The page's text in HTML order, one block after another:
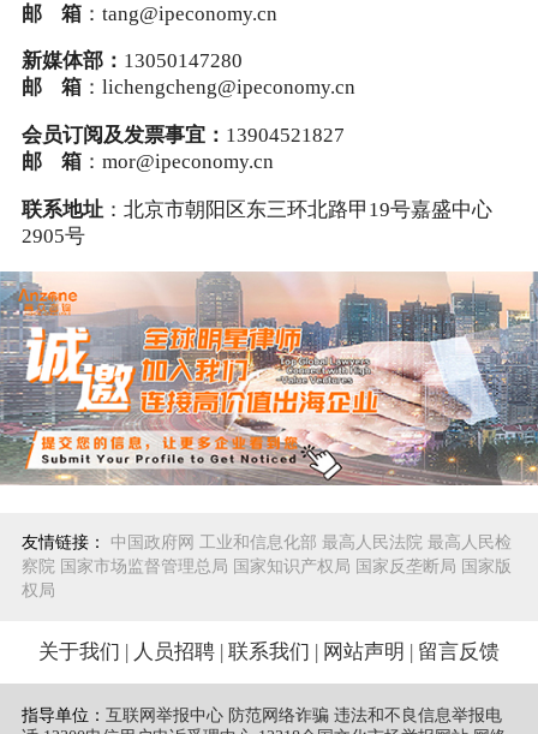
邮 箱：tang@ipeconomy.cn
新媒体部： 13050147280
邮 箱 ：lichengcheng@ipeconomy.cn
会员订阅及发票事宜： 13904521827
邮 箱 ：mor@ipeconomy.cn
联系地址：北京市朝阳区东三环北路甲19号嘉盛中心
2905号
友情链接： 中国政府网 工业和信息化部 最高人民法院 最高人民检
察院 国家市场监督管理总局 国家知识产权局 国家反垄断局 国家版
权局
关于我们 人员招聘 联系我们 网站声明 留言反馈
指导单位： 互联网举报中心 防范网络诈骗 违法和不良信息举报电